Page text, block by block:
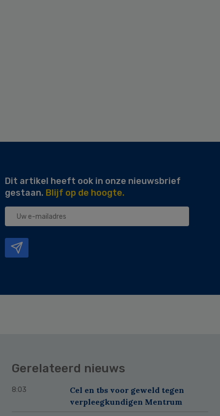
Dit artikel heeft ook in onze nieuwsbrief
gestaan. Blijf op de hoogte.
Uw
Gerelateerd nieuws
8:03
Cel en tbs voor geweld tegen
verpleegkundigen Mentrum